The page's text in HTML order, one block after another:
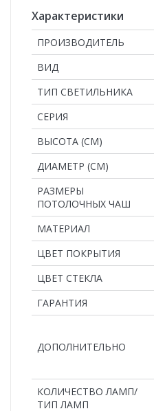
Характеристики
ПРОИЗВОДИТЕЛЬ
ВИД
ТИП СВЕТИЛЬНИКА
СЕРИЯ
ВЫСОТА (СМ)
ДИАМЕТР (СМ)
РАЗМЕРЫ
ПОТОЛОЧНЫХ ЧАШ
MАТЕРИАЛ
ЦВЕТ ПОКРЫТИЯ
ЦВЕТ СТЕКЛА
ГАРАНТИЯ
ДОПОЛНИТЕЛЬНО
КОЛИЧЕСТВО ЛАМП/
ТИП ЛАМП